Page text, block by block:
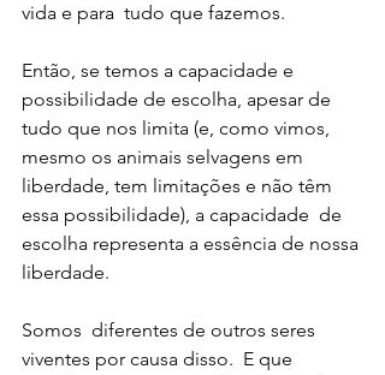
vida e para  tudo que fazemos.
Então, se temos a capacidade e
possibilidade de escolha, apesar de
tudo que nos limita (e, como vimos,
mesmo os animais selvagens em
liberdade, tem limitações e não têm
essa possibilidade), a capacidade  de
escolha representa a essência de nossa
liberdade.
Somos  diferentes de outros seres
viventes por causa disso.  E que